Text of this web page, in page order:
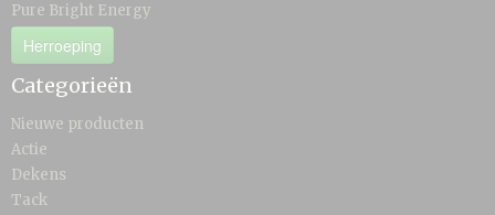
Pure Bright Energy
Herroeping
Categorieën
Nieuwe producten
Actie
Dekens
Tack